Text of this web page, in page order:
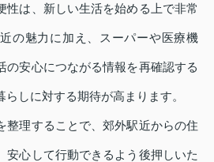
性は、新しい生活を始める上で非常
の魅力に加え、スーパーや医療機
の安心につながる情報を再確認する
しに対する期待が高まります。
整理することで、郊外駅近からの住
安心して行動できるよう後押しいた